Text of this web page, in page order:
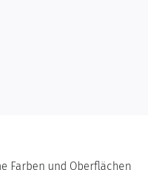
Farben und Oberflächen